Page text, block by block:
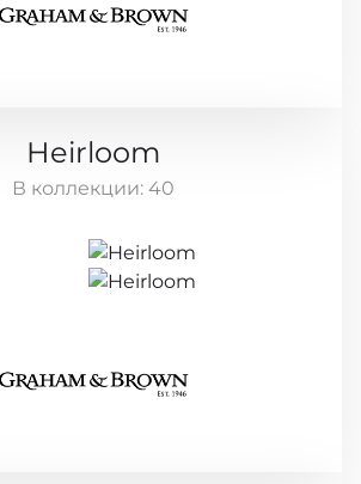
Heirloom
В коллекции: 40